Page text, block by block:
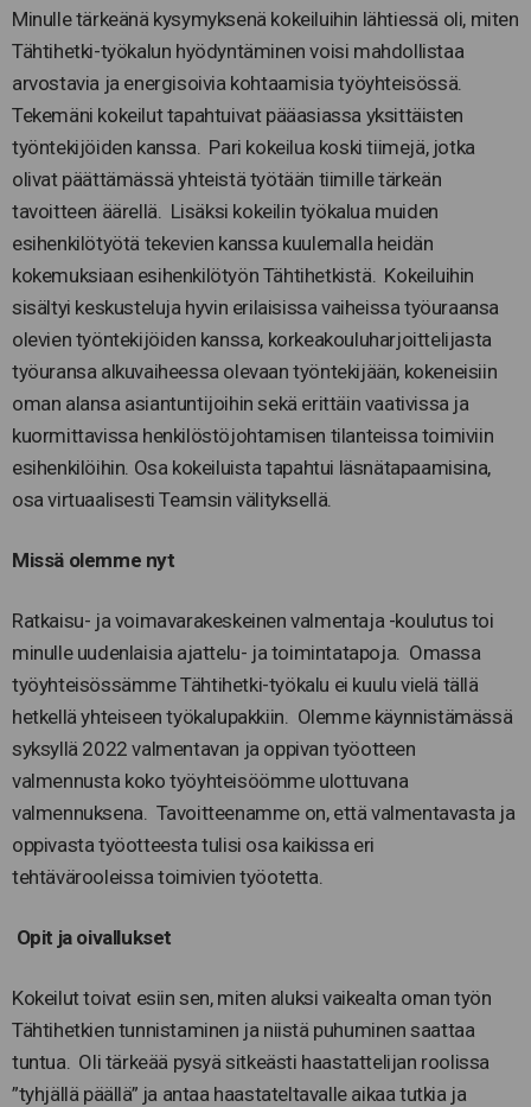
Minulle tärkeänä kysymyksenä kokeiluihin lähtiessä oli, miten
Tähtihetki-työkalun hyödyntäminen voisi mahdollistaa
arvostavia ja energisoivia kohtaamisia työyhteisössä.
Tekemäni kokeilut tapahtuivat pääasiassa yksittäisten
työntekijöiden kanssa. Pari kokeilua koski tiimejä, jotka
olivat päättämässä yhteistä työtään tiimille tärkeän
tavoitteen äärellä. Lisäksi kokeilin työkalua muiden
esihenkilötyötä tekevien kanssa kuulemalla heidän
kokemuksiaan esihenkilötyön Tähtihetkistä. Kokeiluihin
sisältyi keskusteluja hyvin erilaisissa vaiheissa työuraansa
olevien työntekijöiden kanssa, korkeakouluharjoittelijasta
työuransa alkuvaiheessa olevaan työntekijään, kokeneisiin
oman alansa asiantuntijoihin sekä erittäin vaativissa ja
kuormittavissa henkilöstöjohtamisen tilanteissa toimiviin
esihenkilöihin. Osa kokeiluista tapahtui läsnätapaamisina,
osa virtuaalisesti Teamsin välityksellä.
Missä olemme nyt
Ratkaisu- ja voimavarakeskeinen valmentaja -koulutus toi
minulle uudenlaisia ajattelu- ja toimintatapoja. Omassa
työyhteisössämme Tähtihetki-työkalu ei kuulu vielä tällä
hetkellä yhteiseen työkalupakkiin. Olemme käynnistämässä
syksyllä 2022 valmentavan ja oppivan työotteen
valmennusta koko työyhteisöömme ulottuvana
valmennuksena. Tavoitteenamme on, että valmentavasta ja
oppivasta työotteesta tulisi osa kaikissa eri
tehtävärooleissa toimivien työotetta.
Opit ja oivallukset
Kokeilut toivat esiin sen, miten aluksi vaikealta oman työn
Tähtihetkien tunnistaminen ja niistä puhuminen saattaa
tuntua. Oli tärkeää pysyä sitkeästi haastattelijan roolissa
”tyhjällä päällä” ja antaa haastateltavalle aikaa tutkia ja